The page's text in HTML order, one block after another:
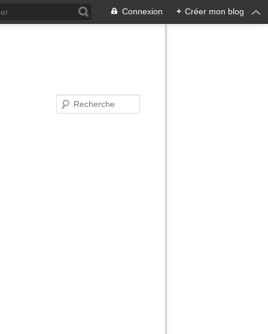
Connexion + Créer mon blog